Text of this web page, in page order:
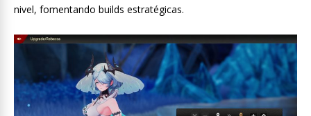
nivel, fomentando builds estratégicas.